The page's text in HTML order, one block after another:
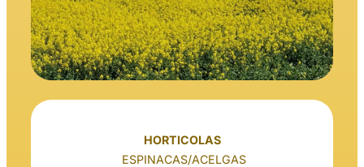
HORTICOLAS
ESPINACAS/ACELGAS